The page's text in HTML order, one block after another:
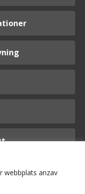
webbplats anzav